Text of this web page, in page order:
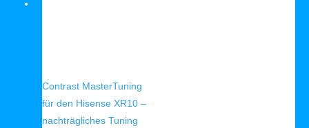
Contrast MasterTuning
für den Hisense XR10 –
nachträgliches Tuning